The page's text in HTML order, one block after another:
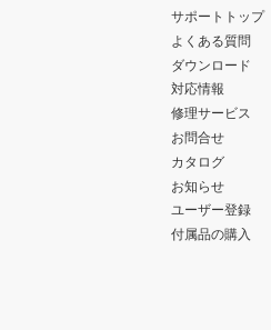
サポートトップ
よくある質問
ダウンロード
対応情報
修理サービス
お問合せ
カタログ
お知らせ
ユーザー登録
付属品の購入